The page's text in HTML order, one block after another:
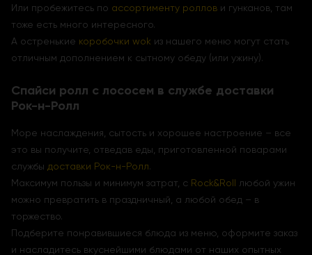
Или пробежитесь по ассортименту роллов и гунканов, там
тоже есть много интересного.
А остренькие коробочки wok из нашего меню могут стать
отличным дополнением к сытному обеду (или ужину).
Спайси ролл с лососем в службе доставки
Рок-н-Ролл
Море наслаждения, сытость и хорошее настроение – все
это вы получите, отведав еды, приготовленной поварами
службы доставки Рок-н-Ролл.
Максимум пользы и минимум затрат, с Rock&Roll любой ужин
можно превратить в праздничный, а любой обед – в
торжество.
Подберите понравившиеся блюда из меню, оформите заказ
и насладитесь вкуснейшими блюдами от наших опытных